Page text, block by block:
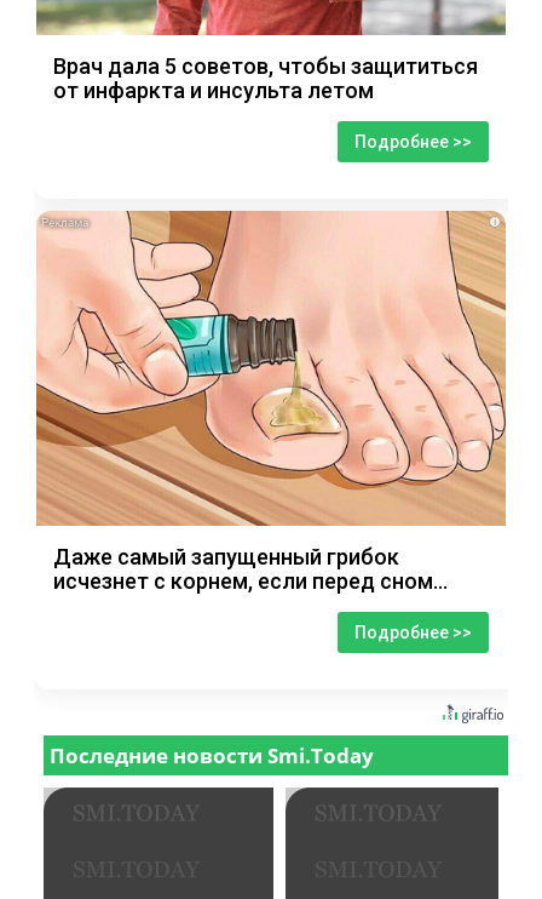
Врач дала 5 советов, чтобы защититься
от инфаркта и инсульта летом
Подробнее >>
i
Даже самый запущенный грибок
исчезнет с корнем, если перед сном…
Подробнее >>